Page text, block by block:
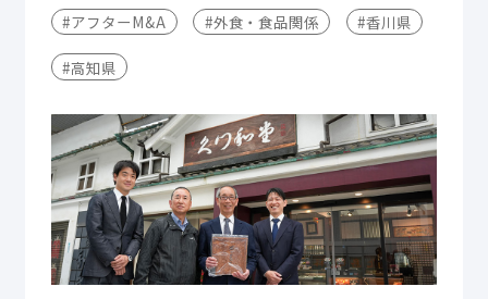
#アフターM&A #外食・食品関係 #香川県
#高知県